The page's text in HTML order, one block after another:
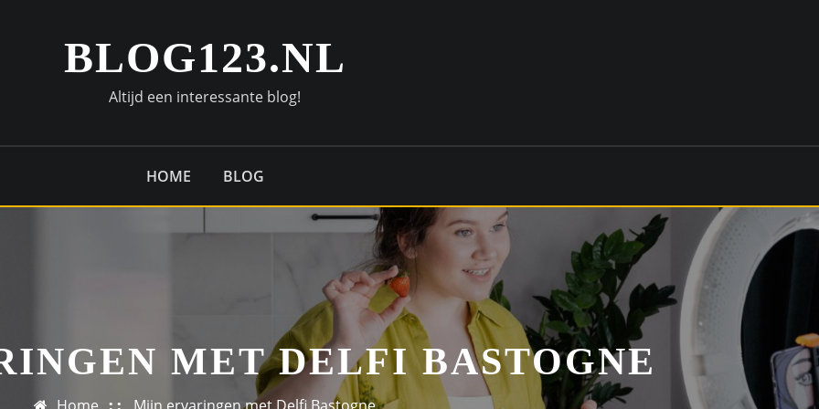
BLOG123.NL
Altijd een interessante blog!
HOME BLOG
MET DELFI BASTOGNE